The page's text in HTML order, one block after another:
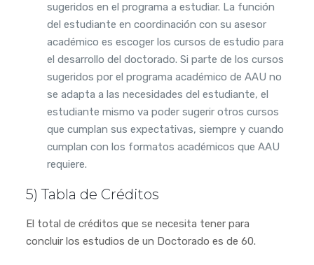
sugeridos en el programa a estudiar. La función
del estudiante en coordinación con su asesor
académico es escoger los cursos de estudio para
el desarrollo del doctorado. Si parte de los cursos
sugeridos por el programa académico de AAU no
se adapta a las necesidades del estudiante, el
estudiante mismo va poder sugerir otros cursos
que cumplan sus expectativas, siempre y cuando
cumplan con los formatos académicos que AAU
requiere.
5) Tabla de Créditos
El total de créditos que se necesita tener para
concluir los estudios de un Doctorado es de 60.